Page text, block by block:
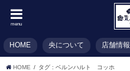
menu
HOME 央について 店舗情報
HOME タグ : ベルンハルト コッホ